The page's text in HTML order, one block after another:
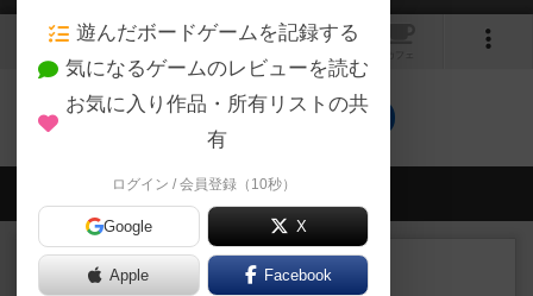
1
アンティック！のトップに戻る
会員の新しい投稿
レビュー
宵と暁の呪文書
遊んだボードゲームを記録する
気になるゲームのレビューを読む
お気に入り作品・所有リストの共
有
ログイン / 会員登録（10秒）
Google X
Apple Facebook